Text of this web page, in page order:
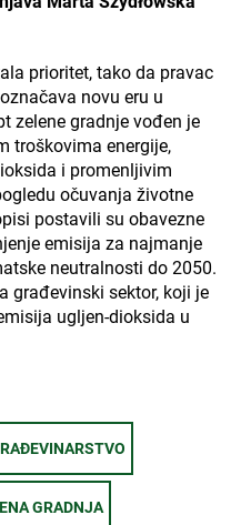
prioritet, tako da pravac
novu eru u
zelene gradnje vođen je
troškovima energije,
i promenljivim
očuvanja životne
postavili su obavezne
emisija za najmanje
neutralnosti do 2050.
građevinski sektor, koji je
ugljen-dioksida u
GRADNJA